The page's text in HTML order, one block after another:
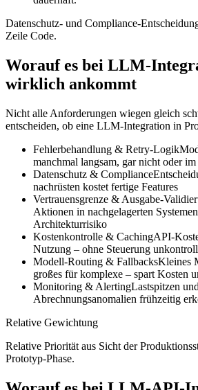
Datenschutz- und Compliance-
Zeile Code.
Worauf es bei LLM-
wirklich ankommt
Nicht alle Anforderungen wiegen gleich
entscheiden, ob eine LLM-Integration in
Fehlerbehandlung & Retry-Logik
manchmal langsam, gar nicht oder
Datenschutz & Compliance
nachrüsten kostet fertige Features
Vertrauensgrenze & Ausgabe-
Aktionen in nachgelagerten
Architekturrisiko
Kostenkontrolle & CachingAPI-
Nutzung – ohne Steuerung
Modell-Routing & FallbacksKleines
großes für komplexe – spart Kosten
Monitoring & AlertingLastspitzen und
Abrechnungsanomalien frühzeitig
Relative Gewichtung
Relative Priorität aus Sicht der
Prototyp-Phase.